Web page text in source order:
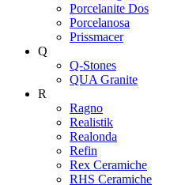
Porcelanite Dos
Porcelanosa
Prissmacer
Q
Q-Stones
QUA Granite
R
Ragno
Realistik
Realonda
Refin
Rex Ceramiche
RHS Ceramiche